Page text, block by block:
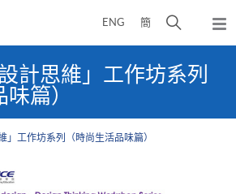
ENG 簡
開
搜
尋
面
彈
出
計思維」工作坊系列
篇）
」工作坊系列（時尚生活品味篇）